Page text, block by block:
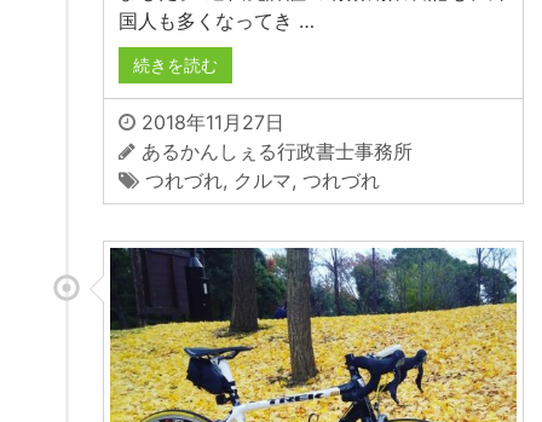
国人も多くなってき …
続きを読む
2018年11月27日
あるかんしぇる行政書士事務所
つれづれ, クルマ, つれづれ